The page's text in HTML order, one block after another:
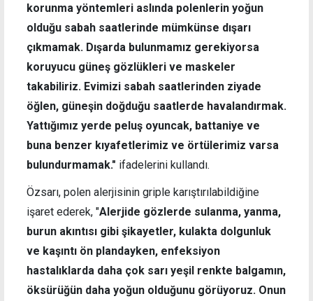
korunma yöntemleri aslında polenlerin yoğun
olduğu sabah saatlerinde mümkünse dışarı
çıkmamak. Dışarda bulunmamız gerekiyorsa
koruyucu güneş gözlükleri ve maskeler
takabiliriz. Evimizi sabah saatlerinden ziyade
öğlen, güneşin doğduğu saatlerde havalandırmak.
Yattığımız yerde peluş oyuncak, battaniye ve
buna benzer kıyafetlerimiz ve örtülerimiz varsa
bulundurmamak." ifadelerini kullandı.
Özsarı, polen alerjisinin griple karıştırılabildiğine
işaret ederek, "Alerjide gözlerde sulanma, yanma,
burun akıntısı gibi şikayetler, kulakta dolgunluk
ve kaşıntı ön plandayken, enfeksiyon
hastalıklarda daha çok sarı yeşil renkte balgamın,
öksürüğün daha yoğun olduğunu görüyoruz. Onun